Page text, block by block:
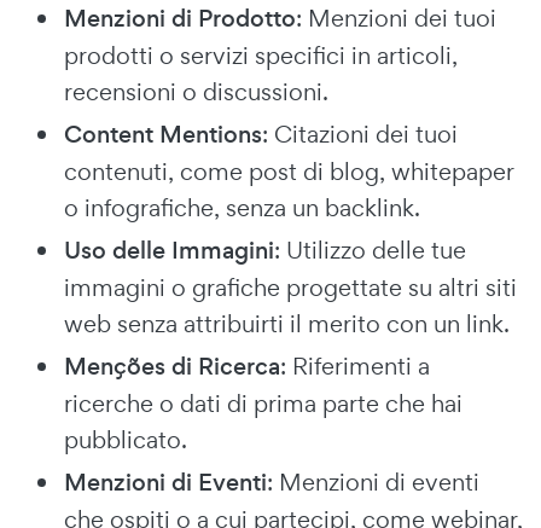
Menzioni di Prodotto: Menzioni dei tuoi
prodotti o servizi specifici in articoli,
recensioni o discussioni.
Content Mentions: Citazioni dei tuoi
contenuti, come post di blog, whitepaper
o infografiche, senza un backlink.
Uso delle Immagini: Utilizzo delle tue
immagini o grafiche progettate su altri siti
web senza attribuirti il merito con un link.
Menções di Ricerca: Riferimenti a
ricerche o dati di prima parte che hai
pubblicato.
Menzioni di Eventi: Menzioni di eventi
che ospiti o a cui partecipi, come webinar,